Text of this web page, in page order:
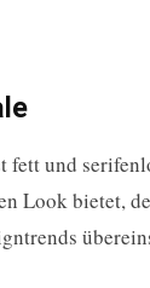
und
Look bietet,